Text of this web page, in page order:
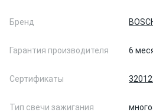
Бренд
Гарантия производителя 6
Сертификаты
Тип свечи зажигания